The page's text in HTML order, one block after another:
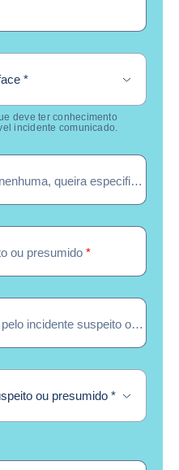
*required
deve ter conhecimento
incidente comunicado.
Se seleccionou outra ou nenhuma, queira especificar
ou presumido *
Entidade ou país afetado pelo incidente suspeito ou presumido
ou presumido *required